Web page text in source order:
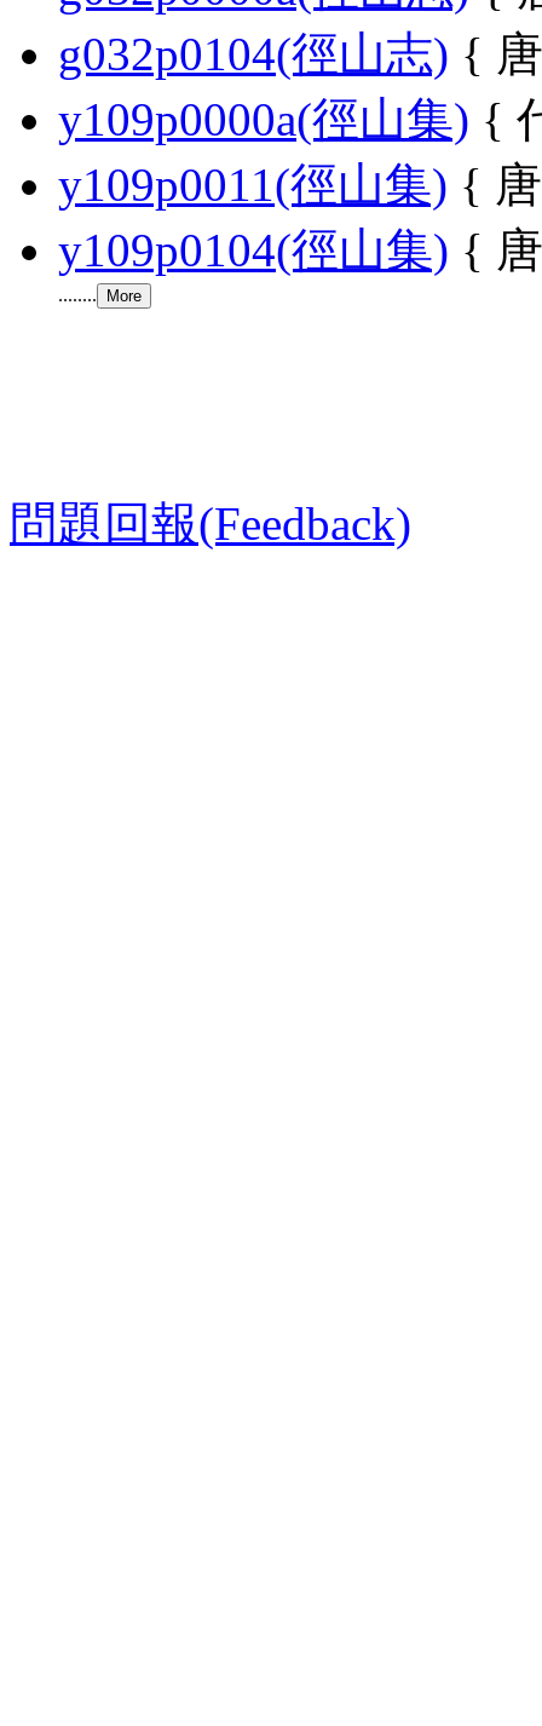
g032p0104(徑山志) {
y109p0000a(徑山集) {
y109p0011(徑山集) {
y109p0104(徑山集) {
........
問題回報(Feedback)